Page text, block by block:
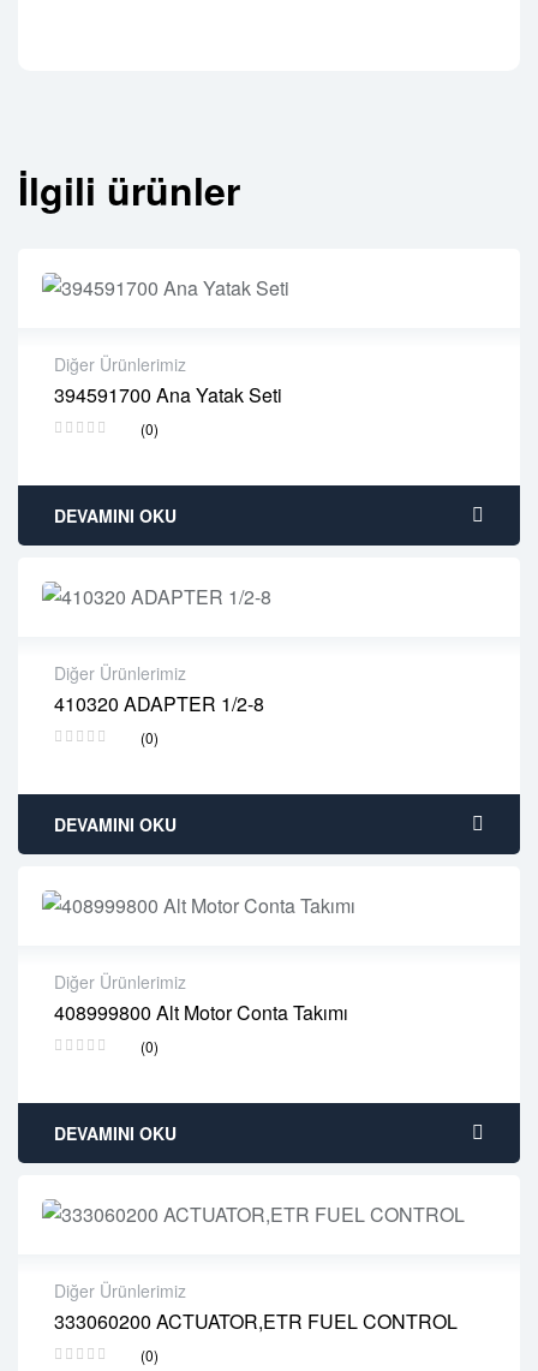
İlgili ürünler
Diğer Ürünlerimiz
394591700 Ana Yatak Seti
(0)
2 years warranty
Delivery time: 1-2 business days
DEVAMINI OKU
Diğer Ürünlerimiz
410320 ADAPTER 1/2-8
(0)
2 years warranty
Delivery time: 1-2 business days
DEVAMINI OKU
Diğer Ürünlerimiz
408999800 Alt Motor Conta Takımı
(0)
2 years warranty
Delivery time: 1-2 business days
DEVAMINI OKU
Diğer Ürünlerimiz
333060200 ACTUATOR,ETR FUEL CONTROL
(0)
2 years warranty
Delivery time: 1-2 business days